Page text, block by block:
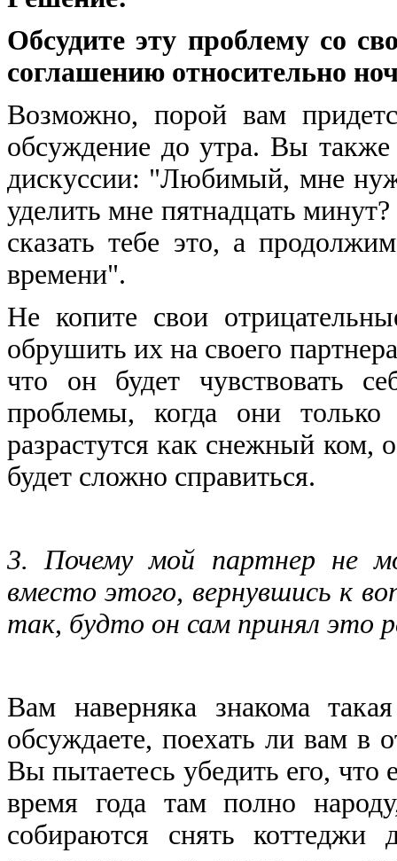
Обсудите эту проблему со
соглашению относительно
Возможно, порой вам
обсуждение до утра. Вы
дискуссии: "Любимый, мне
уделить мне пятнадцать
сказать тебе это, а
времени".
Не копите свои
обрушить их на своего
что он будет чувствовать
проблемы, когда они
разрастутся как снежный
будет сложно справиться.
3. Почему мой партнер не
вместо этого, вернувшись к
так, будто он сам принял это
Вам наверняка знакома
обсуждаете, поехать ли вам в
Вы пытаетесь убедить его,
время года там полно
собираются снять